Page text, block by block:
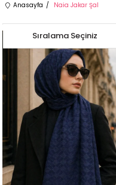
Anasayfa Naia Jakar Şal